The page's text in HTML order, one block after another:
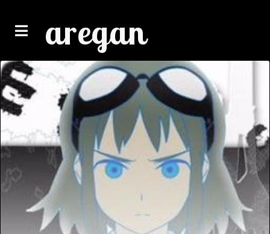
aregan